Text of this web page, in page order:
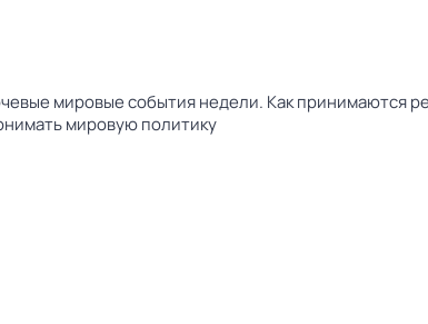
мировые события недели. Как принимаются
мировую политику